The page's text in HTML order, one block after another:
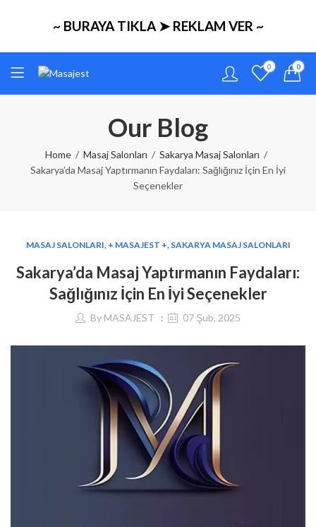
~ BURAYA TIKLA ➤ REKLAM VER ~
0 0
Our Blog
Home Masaj Salonları
Sakarya Masaj Salonları
Sakarya’da Masaj Yaptırmanın Faydaları: Sağlığınız İçin En İyi
Seçenekler
MASAJ SALONLARI, + MASAJEST +, SAKARYA MASAJ SALONLARI
Sakarya’da Masaj Yaptırmanın Faydaları:
Sağlığınız İçin En İyi Seçenekler
By MASAJEST 07 Şub, 2025